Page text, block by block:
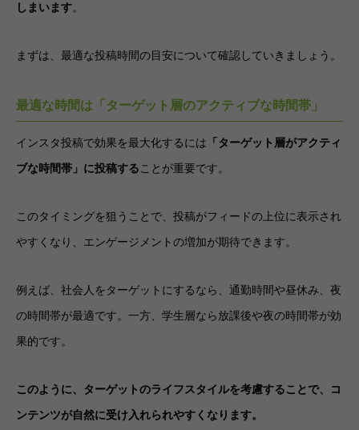
しまいます。
まずは、最適な投稿時間の目安について確認していきましょう。
最適な時間は「ターゲット層のアクティブな時間帯」
インスタ投稿で効果を最大化するには 「ターゲット層がアクティ
ブな時間帯」に投稿することが重要です。
このタイミングを狙うことで、投稿がフィードの上位に表示され
やすくなり、エンゲージメントの増加が期待できます。
例えば、社会人をターゲットにするなら、通勤時間や昼休み、夜
の時間帯が最適です。一方、学生層なら放課後や夜の時間帯が効
果的です。
このように、ターゲットのライフスタイルを考慮することで、コ
ンテンツが自然に受け入れられやすくなります。